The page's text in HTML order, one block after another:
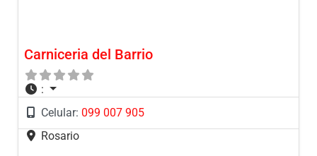
Carniceria del Barrio
:
Celular: 099 007 905
Rosario